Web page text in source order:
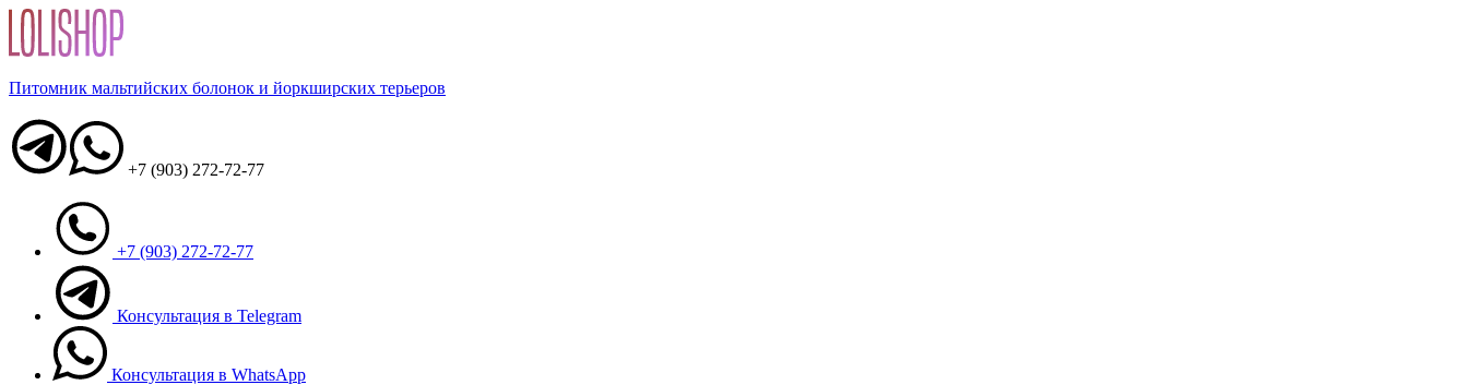
Питомник мальтийских болонок и йоркширских терьеров
+7 (903) 272-72-77
+7 (903) 272-72-77
Консультация в Telegram
Консультация в WhatsApp